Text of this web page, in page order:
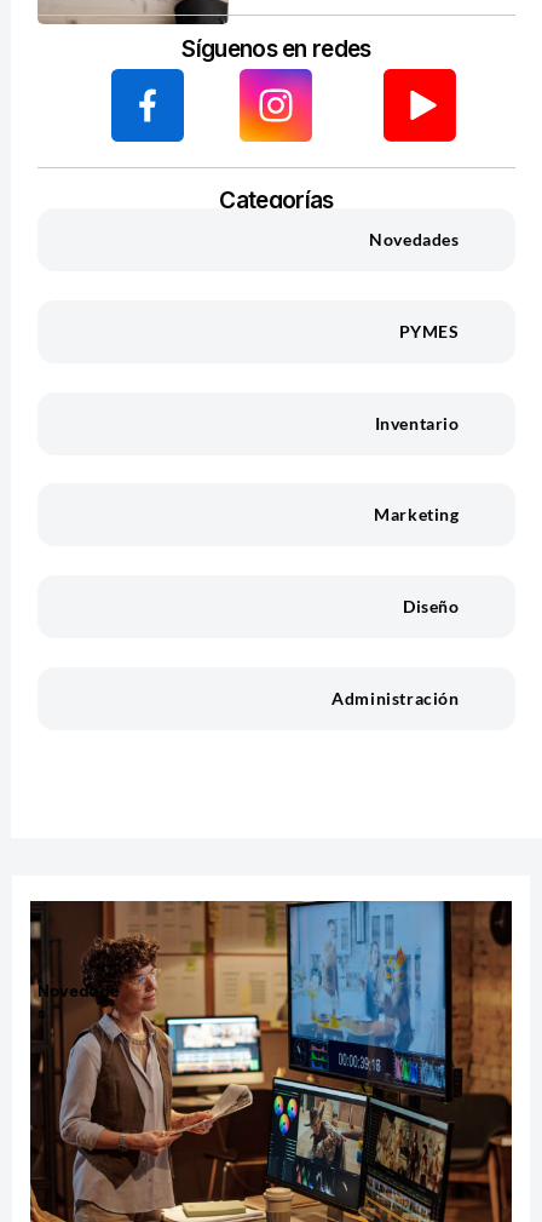
Síguenos en redes
Categorías
Novedades
PYMES
Inventario
Marketing
Diseño
Administración
Novedade
s